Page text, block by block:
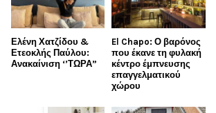
Ελένη Χατζίδου &
Ετεοκλής Παύλου:
Ανακαίνιση ‘’ΤΩΡΑ”
El Chapo: Ο βαρόνος
που έκανε τη φυλακή
κέντρο έμπνευσης
επαγγελματικού
χώρου